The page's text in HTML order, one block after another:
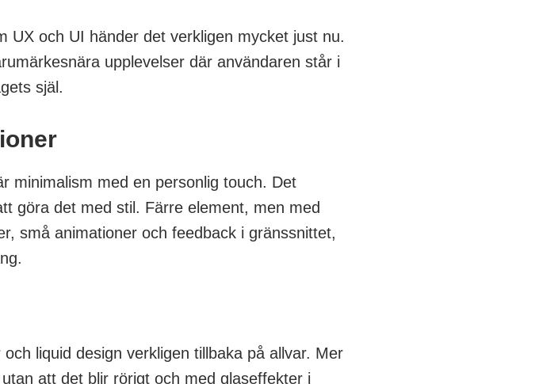
UX och UI händer det verkligen mycket just nu.
upplevelser där användaren står i
själ.
minimalism med en personlig touch. Det
göra det med stil. Färre element, men med
små animationer och feedback i gränssnittet,
liquid design verkligen tillbaka på allvar. Mer
att det blir rörigt och med glaseffekter i